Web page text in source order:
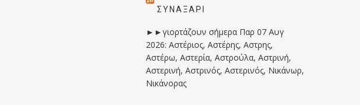
ΣΥΝΑΞΆΡΙ
►►γιορτάζουν σήμερα Παρ 07 Αυγ
2026: Αστέριος, Αστέρης, Αστρης,
Αστέρω, Αστερία, Αστρούλα, Αστρινή,
Αστερινή, Αστρινός, Αστερινός, Νικάνωρ,
Νικάνορας